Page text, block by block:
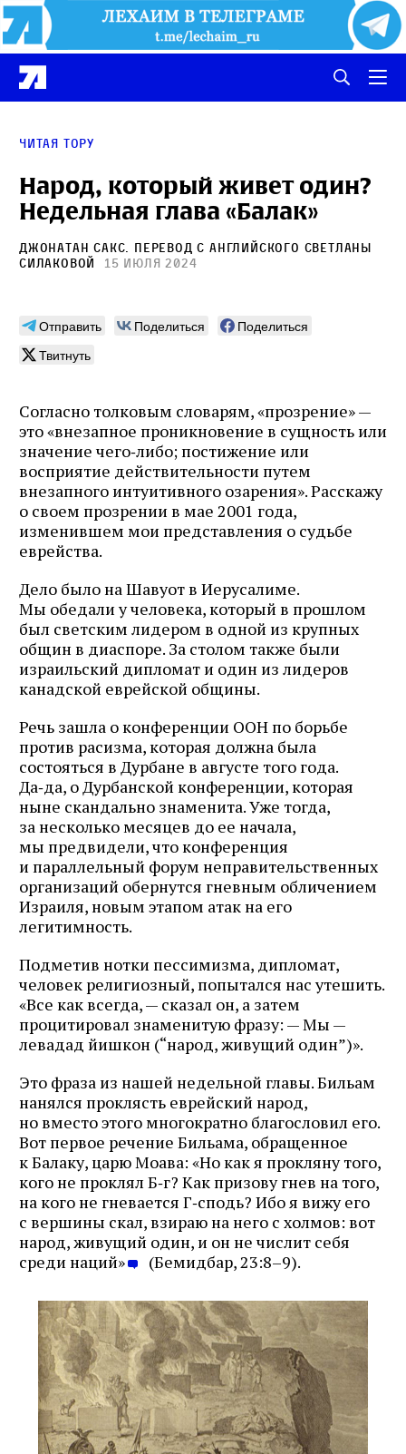
Читая Тору
Народ, который живет один?
Недельная глава «Балак»
Джонатан Сакс . Перевод с английского Светланы
Силаковой
15 июля 2024
Отправить Поделиться
Поделиться
Твитнуть
Согласно толковым словарям, «прозрение» —
это «внезапное проникновение в сущность или
значение чего‑либо; постижение или
восприятие действительности путем
внезапного интуитивного озарения». Расскажу
о своем прозрении в мае 2001 года,
изменившем мои представления о судьбе
еврейства.
Дело было на Шавуот в Иерусалиме.
Мы обедали у человека, который в прошлом
был светским лидером в одной из крупных
общин в диаспоре. За столом также были
израильский дипломат и один из лидеров
канадской еврейской общины.
Речь зашла о конференции ООН по борьбе
против расизма, которая должна была
состояться в Дурбане в августе того года.
Да‑да, о Дурбанской конференции, которая
ныне скандально знаменита. Уже тогда,
за несколько месяцев до ее начала,
мы предвидели, что конференция
и параллельный форум неправительственных
организаций обернутся гневным обличением
Израиля, новым этапом атак на его
легитимность.
Подметив нотки пессимизма, дипломат,
человек религиозный, попытался нас утешить.
«Все как всегда, — сказал он, а затем
процитировал знаменитую фразу: — Мы —
левадад йишкон (“народ, живущий один”)».
Это фраза из нашей недельной главы. Бильам
нанялся проклясть еврейский народ,
но вместо этого многократно благословил его.
Вот первое речение Бильама, обращенное
к Балаку, царю Моава: «Но как я прокляну того,
кого не проклял Б‑г? Как призову гнев на того,
на кого не гневается Г‑сподь? Ибо я вижу его
с вершины скал, взираю на него с холмов: вот
народ, живущий один, и он не числит себя
среди наций»
(Бемидбар, 23:8–9).